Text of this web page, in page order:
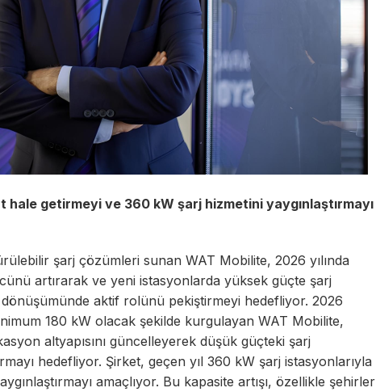
getirmeyi ve 360 kW şarj hizmetini yaygınlaştırmayı
şarj çözümleri sunan WAT Mobilite, 2026 yılında
artırarak ve yeni istasyonlarda yüksek güçte şarj
aktif rolünü pekiştirmeyi hedefliyor. 2026
180 kW olacak şekilde kurgulayan WAT Mobilite,
altyapısını güncelleyerek düşük güçteki şarj
hedefliyor. Şirket, geçen yıl 360 kW şarj istasyonlarıyla
amaçlıyor. Bu kapasite artışı, özellikle şehirler